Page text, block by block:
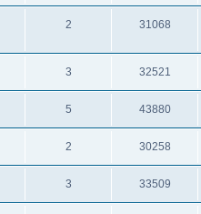
2 31068
3 32521
5 43880
2 30258
3 33509